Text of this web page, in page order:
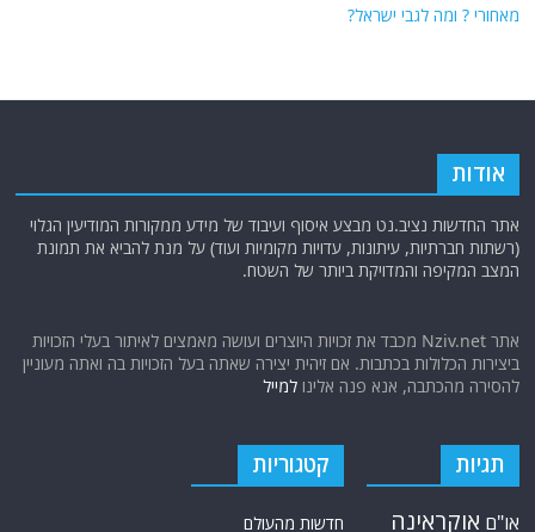
מאחורי ? ומה לגבי ישראל?
אודות
אתר החדשות נציב.נט מבצע איסוף ועיבוד של מידע ממקורות המודיעין הגלוי
(רשתות חברתיות, עיתונות, עדויות מקומיות ועוד) על מנת להביא את תמונת
המצב המקיפה והמדויקת ביותר של השטח.
אתר Nziv.net מכבד את זכויות היוצרים ועושה מאמצים לאיתור בעלי הזכויות
ביצירות הכלולות בכתבות. אם זיהית יצירה שאתה בעל הזכויות בה ואתה מעוניין
להסירה מהכתבה, אנא פנה אלינולמייל
תגיות
או"ם אוקראינה
קטגוריות
חדשות מהעולם